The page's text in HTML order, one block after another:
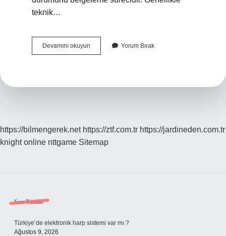
teknik…
Devamını okuyun
Kaça
Yorum Bırak
https://bilmengerek.net https://ztf.com.tr https://jardineden.com.tr
knight online nttgame Sitemap
Sidebar
Son Yazılar
Türkiye’de elektronik harp sistemi var mı ?
Ağustos 9, 2026